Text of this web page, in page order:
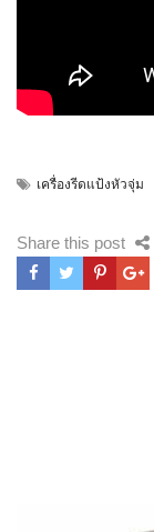
เครื่องรีดแป้งหัวจุ่ม
Share this post